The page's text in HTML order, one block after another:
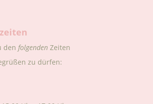
den folgenden Zeiten
zu dürfen: